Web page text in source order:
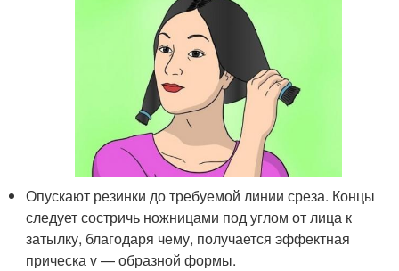
Опускают резинки до требуемой линии среза. Концы
следует состричь ножницами под углом от лица к
затылку, благодаря чему, получается эффектная
прическа v — образной формы.